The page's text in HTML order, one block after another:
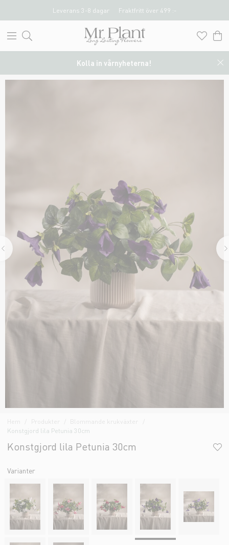
Leverans 3-8 dagar Fraktfritt över 499 :-
Kolla in vårnyheterna!
Hem Produkter
Blommande krukväxter
Konstgjord lila Petunia 30cm
Konstgjord lila Petunia 30cm
Varianter